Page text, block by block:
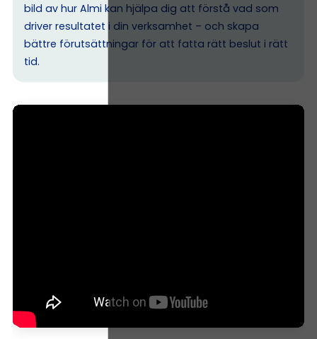
bild av hur Almi kan hjälpa dig att förstå vad som
driver resultatet i din verksamhet – och skapa
bättre förutsättningar för att fatta rätt beslut i rätt
tid.